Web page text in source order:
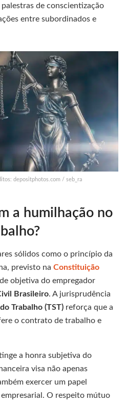
palestras de conscientização
entre subordinados e
depositphotos.com / seb_ra
a humilhação no
sólidos como o princípio da
previsto na Constituição
objetiva do empregador
Brasileiro. A jurisprudência
Trabalho (TST) reforça que a
o contrato de trabalho e
a honra subjetiva do
visa não apenas
exercer um papel
O respeito mútuo